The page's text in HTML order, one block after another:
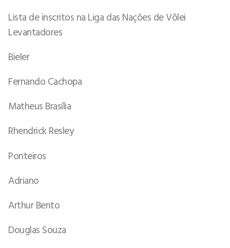
Lista de inscritos na Liga das Nações de Vôlei
Levantadores
Bieler
Fernando Cachopa
Matheus Brasília
Rhendrick Resley
Ponteiros
Adriano
Arthur Bento
Douglas Souza